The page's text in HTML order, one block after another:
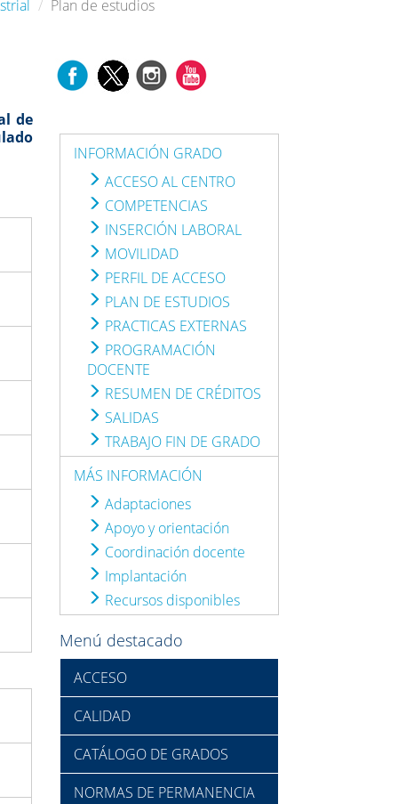
Plan de estudios
de
INFORMACIÓN GRADO
ACCESO AL CENTRO
COMPETENCIAS
INSERCIÓN LABORAL
MOVILIDAD
PERFIL DE ACCESO
PLAN DE ESTUDIOS
PRACTICAS EXTERNAS
PROGRAMACIÓN
DOCENTE
RESUMEN DE CRÉDITOS
SALIDAS
TRABAJO FIN DE GRADO
MÁS INFORMACIÓN
Adaptaciones
Apoyo y orientación
Coordinación docente
Implantación
Recursos disponibles
Menú destacado
ACCESO
CALIDAD
CATÁLOGO DE GRADOS
NORMAS DE PERMANENCIA